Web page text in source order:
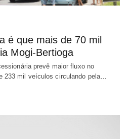
é que mais de 70 mil
Mogi-Bertioga
prevê maior fluxo no
233 mil veículos circulando pela…